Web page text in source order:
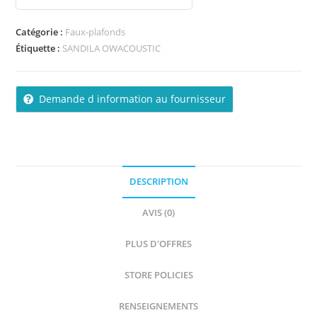
r
5
Catégorie : Faux-plafonds
Étiquette : SANDILA OWACOUSTIC
Demande d information au fournisseur
DESCRIPTION
AVIS (0)
PLUS D'OFFRES
STORE POLICIES
RENSEIGNEMENTS